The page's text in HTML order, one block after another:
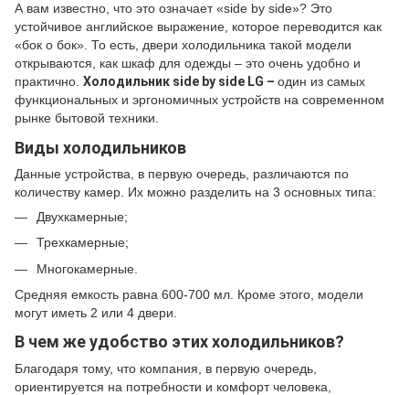
А вам известно, что это означает «side by side»? Это
устойчивое английское выражение, которое переводится как
«бок о бок». То есть, двери холодильника такой модели
открываются, как шкаф для одежды – это очень удобно и
практично. Холодильник side by side LG – один из самых
функциональных и эргономичных устройств на современном
рынке бытовой техники.
Виды холодильников
Данные устройства, в первую очередь, различаются по
количеству камер. Их можно разделить на 3 основных типа:
Двухкамерные;
Трехкамерные;
Многокамерные.
Средняя емкость равна 600-700 мл. Кроме этого, модели
могут иметь 2 или 4 двери.
В чем же удобство этих холодильников?
Благодаря тому, что компания, в первую очередь,
ориентируется на потребности и комфорт человека,